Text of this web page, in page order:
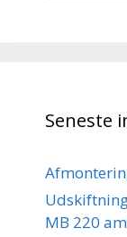
Seneste
MB 220